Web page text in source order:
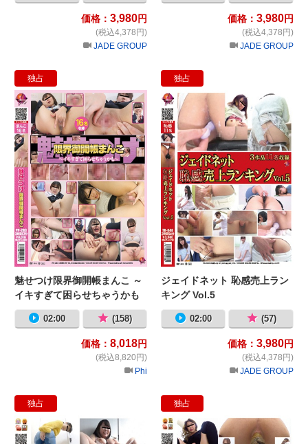
価格： 3,980円
(税込4,378円)
JADE GROUP
価格： 3,980円
(税込4,378円)
JADE GROUP
独占
魅せつけ限界御開帳まんこ ～イキ
魅せつけ限界御開帳まんこ ～
イキすぎて困らせちゃうかも
～
02:00 (158)
価格： 8,018円
(税込8,820円)
Phi
独占
ジェイドネット 恥感売上ラン
キング Vol.5
02:00 (57)
価格： 3,980円
(税込4,378円)
JADE GROUP
独占
ジェイドネット おしっこ売上ランキ
独占